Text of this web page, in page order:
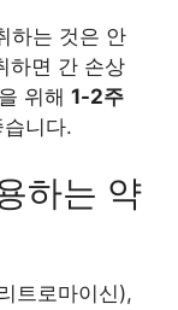
하는 것은 안
하면 간 손상
위해 1-2주
니다.
하는 약
트로마이신),